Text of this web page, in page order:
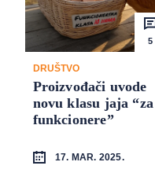
5
DRUŠTVO
Proizvođači uvode
novu klasu jaja “za
funkcionere”
17. MAR. 2025.